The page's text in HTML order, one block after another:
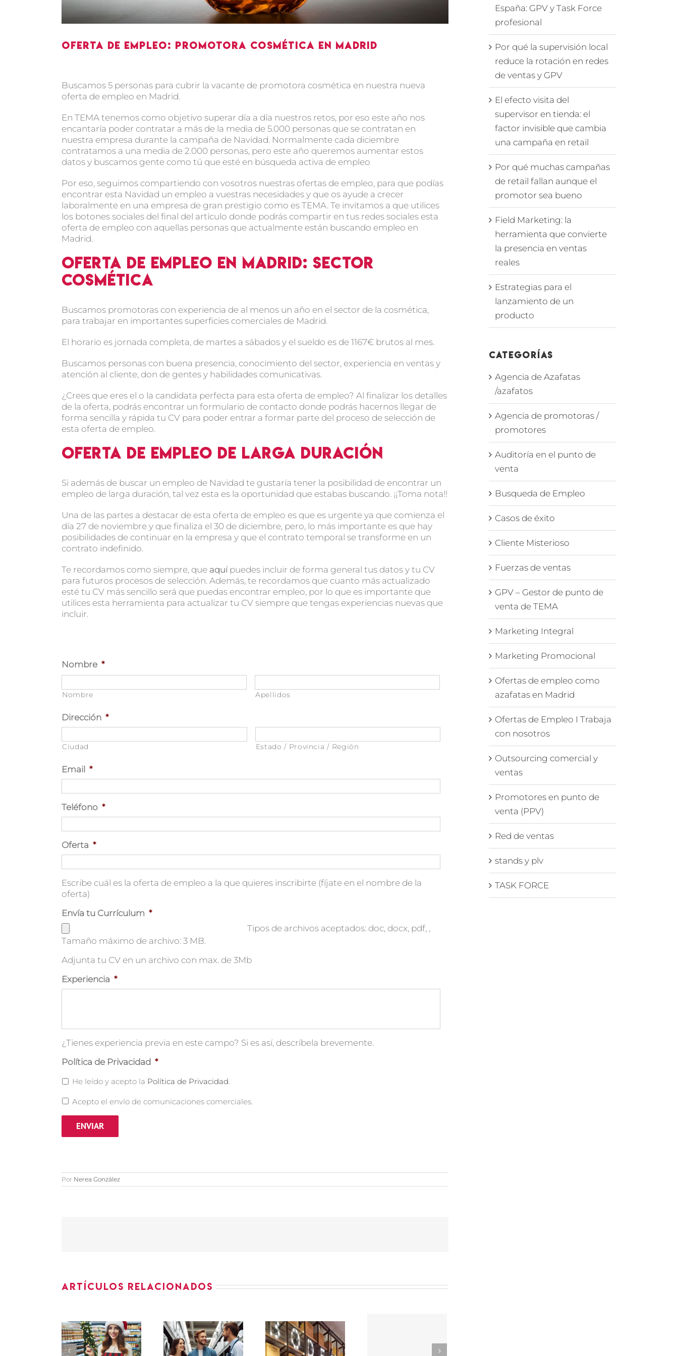
Oferta de empleo: Promotora cosmética en Madrid
Buscamos 5 personas para cubrir la vacante de promotora cosmética en nuestra nueva
oferta de empleo en Madrid.
En TEMA tenemos como objetivo superar día a día nuestros retos, por eso este año nos
encantaría poder contratar a más de la media de 5.000 personas que se contratan en
nuestra empresa durante la campaña de Navidad. Normalmente cada diciembre
contratamos a una media de 2.000 personas, pero este año queremos aumentar estos
datos y buscamos gente como tú que esté en búsqueda activa de empleo
Por eso, seguimos compartiendo con vosotros nuestras ofertas de empleo, para que podías
encontrar esta Navidad un empleo a vuestras necesidades y que os ayude a crecer
laboralmente en una empresa de gran prestigio como es TEMA. Te invitamos a que utilices
los botones sociales del final del artículo donde podrás compartir en tus redes sociales esta
oferta de empleo con aquellas personas que actualmente están buscando empleo en
Madrid.
Oferta de empleo en Madrid: Sector
cosmética
Buscamos promotoras con experiencia de al menos un año en el sector de la cosmética,
para trabajar en importantes superficies comerciales de Madrid.
El horario es jornada completa, de martes a sábados y el sueldo es de 1167€ brutos al mes.
Buscamos personas con buena presencia, conocimiento del sector, experiencia en ventas y
atención al cliente, don de gentes y habilidades comunicativas.
¿Crees que eres el o la candidata perfecta para esta oferta de empleo? Al finalizar los detalles
de la oferta, podrás encontrar un formulario de contacto donde podrás hacernos llegar de
forma sencilla y rápida tu CV para poder entrar a formar parte del proceso de selección de
esta oferta de empleo.
Oferta de empleo de larga duración
Si además de buscar un empleo de Navidad te gustaría tener la posibilidad de encontrar un
empleo de larga duración, tal vez esta es la oportunidad que estabas buscando. ¡¡Toma nota!!
Una de las partes a destacar de esta oferta de empleo es que es urgente ya que comienza el
día 27 de noviembre y que finaliza el 30 de diciembre, pero, lo más importante es que hay
posibilidades de continuar en la empresa y que el contrato temporal se transforme en un
contrato indefinido.
Te recordamos como siempre, que aquí puedes incluir de forma general tus datos y tu CV
para futuros procesos de selección. Además, te recordamos que cuanto más actualizado
esté tu CV más sencillo será que puedas encontrar empleo, por lo que es importante que
utilices esta herramienta para actualizar tu CV siempre que tengas experiencias nuevas que
incluir.
Nombre *
Nombre Apellidos
Dirección *
Ciudad Estado / Provincia / Región
Email *
Teléfono *
Oferta *
Escribe cuál es la oferta de empleo a la que quieres inscribirte (fíjate en el nombre de la
oferta)
Envía tu Currículum *
Tipos de archivos aceptados: doc, docx, pdf, ,
Tamaño máximo de archivo: 3 MB.
Adjunta tu CV en un archivo con max. de 3Mb
Experiencia *
¿Tienes experiencia previa en este campo? Si es así, descríbela brevemente.
Política de Privacidad *
He leído y acepto la Política de Privacidad.
Acepto el envío de comunicaciones comerciales.
Por Nerea González
Artículos relacionados
PROMOTORES
PEQUEÑO
ASESOR-
VENDEDOR
de Trabaja como
España: GPV y Task Force
profesional
Por qué la supervisión local
reduce la rotación en redes
de ventas y GPV
El efecto visita del
supervisor en tienda: el
factor invisible que cambia
una campaña en retail
Por qué muchas campañas
de retail fallan aunque el
promotor sea bueno
Field Marketing: la
herramienta que convierte
la presencia en ventas
reales
Estrategias para el
lanzamiento de un
producto
Categorías
Agencia de Azafatas
/azafatos
Agencia de promotoras /
promotores
Auditoría en el punto de
venta
Busqueda de Empleo
Casos de éxito
Cliente Misterioso
Fuerzas de ventas
GPV – Gestor de punto de
venta de TEMA
Marketing Integral
Marketing Promocional
Ofertas de empleo como
azafatas en Madrid
Ofertas de Empleo I Trabaja
con nosotros
Outsourcing comercial y
ventas
Promotores en punto de
venta (PPV)
Red de ventas
stands y plv
TASK FORCE